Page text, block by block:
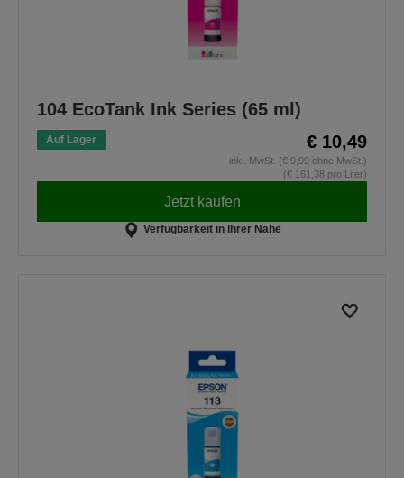
104 EcoTank Ink Series (65 ml)
Auf Lager € 10,49
inkl. MwSt. (€ 9,99 ohne MwSt.)
(€ 161,38 pro Liter)
Jetzt kaufen
Verfügbarkeit in Ihrer Nähe